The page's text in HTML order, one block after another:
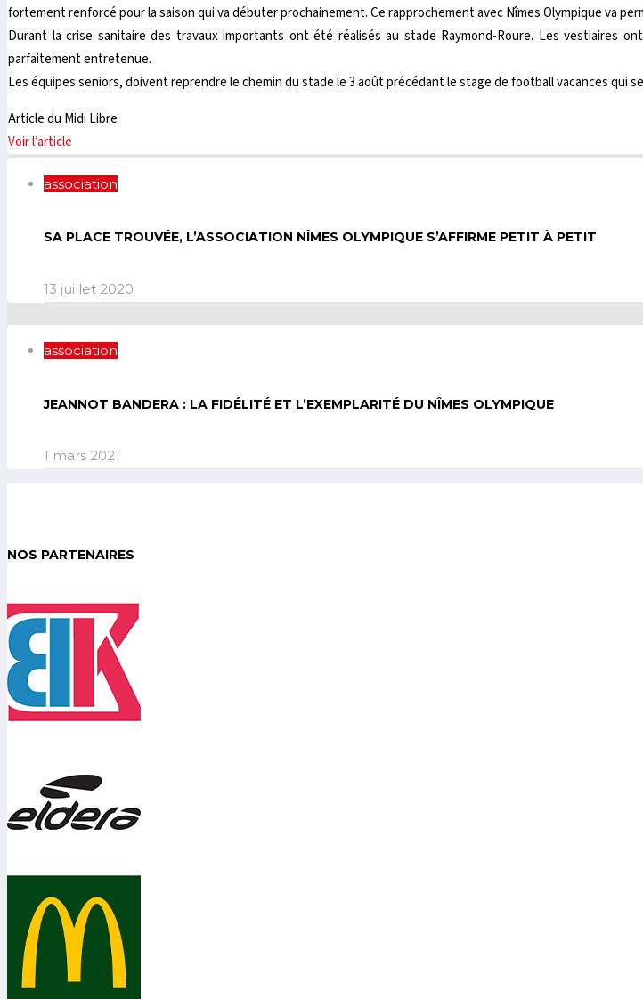
fortement renforcé pour la saison qui va débuter prochainement. Ce rapprochement avec Nîmes Olympique va
Durant la crise sanitaire des travaux importants ont été réalisés au stade Raymond-Roure. Les vestiaires
parfaitement entretenue.
Les équipes seniors, doivent reprendre le chemin du stade le 3 août précédant le stage de football vacances qui
Article du Midi Libre
Voir l’article
association
SA PLACE TROUVÉE, L’ASSOCIATION NÎMES OLYMPIQUE S’AFFIRME PETIT À PETIT
13 juillet 2020
association
JEANNOT BANDERA : LA FIDÉLITÉ ET L’EXEMPLARITÉ DU NÎMES OLYMPIQUE
1 mars 2021
NOS PARTENAIRES